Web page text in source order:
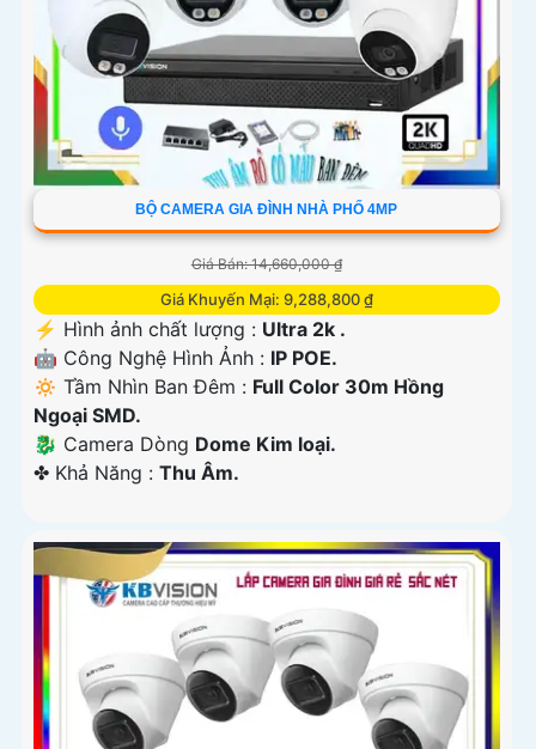
BỘ CAMERA GIA ĐÌNH NHÀ PHỐ 4MP
Giá Bán: 14,660,000 ₫
Giá Khuyến Mại: 9,288,800 ₫
️⚡ Hình ảnh chất lượng : Ultra 2k .
🤖️ Công Nghệ Hình Ảnh : IP POE.
🔅 Tầm Nhìn Ban Đêm : Full Color 30m Hồng
Ngoại SMD.
🐉️ Camera Dòng Dome Kim loại.
️✤ Khả Năng : Thu Âm.